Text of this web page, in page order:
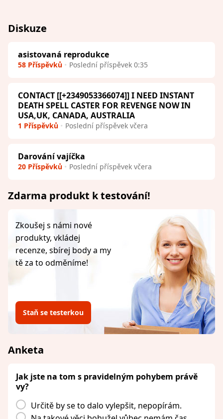
Diskuze
asistovaná reprodukce
58 Příspěvků Poslední příspěvek 0:35
CONTACT [[+2349053366074]] I NEED INSTANT
DEATH SPELL CASTER FOR REVENGE NOW IN
USA,UK, CANADA, AUSTRALIA
1 Příspěvků Poslední příspěvek včera
Darování vajíčka
20 Příspěvků Poslední příspěvek včera
Zdarma produkt k testování!
Zkoušej s námi nové
produkty, vkládej
recenze, sbírej body a my
tě za to odměníme!
Staň se testerkou
Anketa
Jak jste na tom s pravidelným pohybem právě
vy?
Určitě by se to dalo vylepšit, nepopírám.